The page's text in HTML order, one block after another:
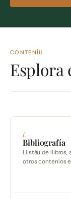
CONTENÍU
Esplora
i.
Bibliografía
Llistáu de llibros,
otros conteníos